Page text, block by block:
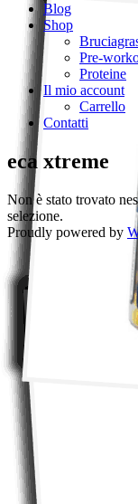
Blog
Shop
Pre-
Proteine
Il mio account
Carrello
Contatti
eca xtreme
Non è stato trovato
selezione.
Proudly powered by